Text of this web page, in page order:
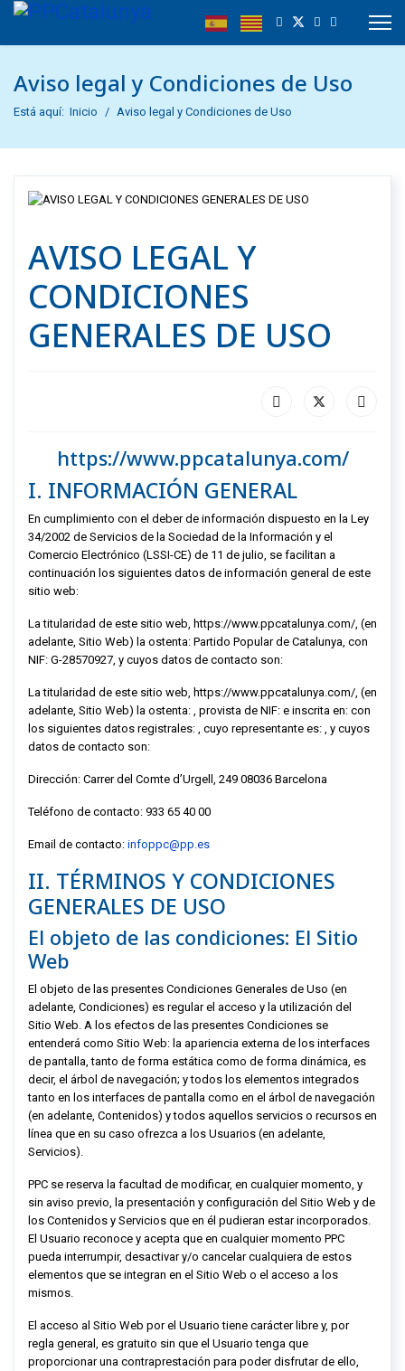
Aviso legal y Condiciones de Uso
Está aquí: Inicio Aviso legal y Condiciones de Uso
AVISO LEGAL Y
CONDICIONES
GENERALES DE USO
https://www.ppcatalunya.com/
I. INFORMACIÓN GENERAL
En cumplimiento con el deber de información dispuesto en la Ley
34/2002 de Servicios de la Sociedad de la Información y el
Comercio Electrónico (LSSI-CE) de 11 de julio, se facilitan a
continuación los siguientes datos de información general de este
sitio web:
La titularidad de este sitio web, https://www.ppcatalunya.com/ , (en
adelante, Sitio Web) la ostenta: Partido Popular de Catalunya , con
NIF: G-28570927 , y cuyos datos de contacto son:
La titularidad de este sitio web, https://www.ppcatalunya.com/ , (en
adelante, Sitio Web) la ostenta: , provista de NIF: e inscrita en: con
los siguientes datos registrales: , cuyo representante es: , y cuyos
datos de contacto son:
Dirección: Carrer del Comte d’Urgell, 249 08036 Barcelona
Teléfono de contacto: 933 65 40 00
Email de contacto: infoppc@pp.es
II. TÉRMINOS Y CONDICIONES
GENERALES DE USO
El objeto de las condiciones: El Sitio
Web
El objeto de las presentes Condiciones Generales de Uso (en
adelante, Condiciones) es regular el acceso y la utilización del
Sitio Web. A los efectos de las presentes Condiciones se
entenderá como Sitio Web: la apariencia externa de los interfaces
de pantalla, tanto de forma estática como de forma dinámica, es
decir, el árbol de navegación; y todos los elementos integrados
tanto en los interfaces de pantalla como en el árbol de navegación
(en adelante, Contenidos) y todos aquellos servicios o recursos en
línea que en su caso ofrezca a los Usuarios (en adelante,
Servicios).
PPC se reserva la facultad de modificar, en cualquier momento, y
sin aviso previo, la presentación y configuración del Sitio Web y de
los Contenidos y Servicios que en él pudieran estar incorporados.
El Usuario reconoce y acepta que en cualquier momento PPC
pueda interrumpir, desactivar y/o cancelar cualquiera de estos
elementos que se integran en el Sitio Web o el acceso a los
mismos.
El acceso al Sitio Web por el Usuario tiene carácter libre y, por
regla general, es gratuito sin que el Usuario tenga que
proporcionar una contraprestación para poder disfrutar de ello,